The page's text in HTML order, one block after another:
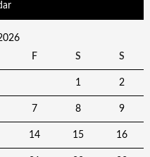
F S S
1 2
7 8 9
14 15 16